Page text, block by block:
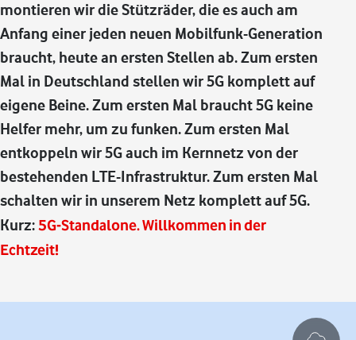
montieren wir die Stützräder, die es auch am
Anfang einer jeden neuen Mobilfunk-Generation
braucht, heute an ersten Stellen ab. Zum ersten
Mal in Deutschland stellen wir 5G komplett auf
eigene Beine. Zum ersten Mal braucht 5G keine
Helfer mehr, um zu funken. Zum ersten Mal
entkoppeln wir 5G auch im Kernnetz von der
bestehenden LTE-Infrastruktur. Zum ersten Mal
schalten wir in unserem Netz komplett auf 5G.
Kurz:5G-Standalone. Willkommen in der
Echtzeit!